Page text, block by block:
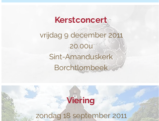
Kerstconcert
vrijdag 9 december 2011
20.00u
Sint-Amanduskerk
Borchtlombeek
Viering
zondag 18 september 2011